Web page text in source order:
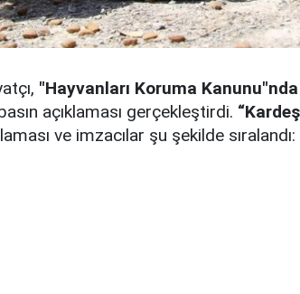
"Hayvanları Koruma Kanunu"nda
açıklaması gerçekleştirdi.
ve imzacılar şu şekilde sıralandı: